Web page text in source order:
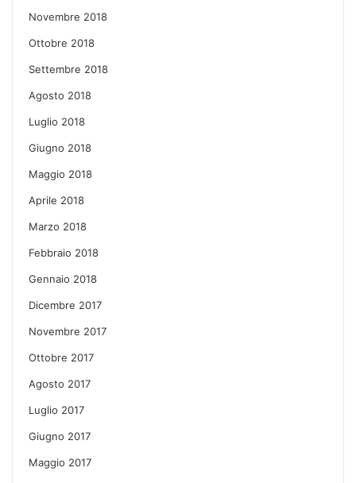
Novembre 2018
Ottobre 2018
Settembre 2018
Agosto 2018
Luglio 2018
Giugno 2018
Maggio 2018
Aprile 2018
Marzo 2018
Febbraio 2018
Gennaio 2018
Dicembre 2017
Novembre 2017
Ottobre 2017
Agosto 2017
Luglio 2017
Giugno 2017
Maggio 2017